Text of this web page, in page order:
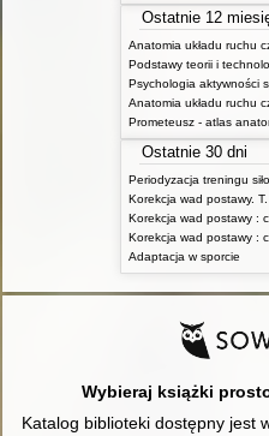
Ostatnie 12
Anatomia układu ruchu
Psychologia aktywności
Anatomia układu ruchu
Ostatnie 30 dni
Periodyzacja treningu
Korekcja wad postawy. T.
Adaptacja w sporcie
Wybieraj książki
Katalog biblioteki dostępny jest